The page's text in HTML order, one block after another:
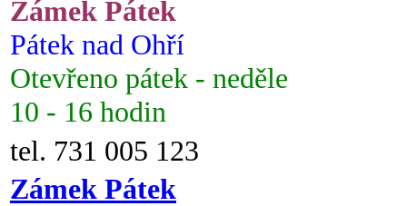
Zámek Pátek
Pátek nad Ohří
Otevřeno pátek - neděle
10 - 16 hodin
tel. 731 005 123
Zámek Pátek